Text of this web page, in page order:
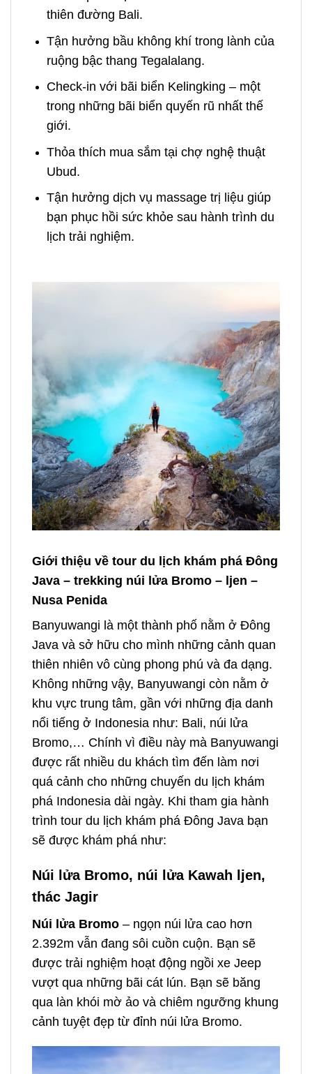
thiên đường Bali.
Tận hưởng bầu không khí trong lành của
ruộng bậc thang Tegalalang.
Check-in với bãi biển Kelingking – một
trong những bãi biển quyến rũ nhất thế
giới.
Thỏa thích mua sắm tại chợ nghệ thuật
Ubud.
Tận hưởng dịch vụ massage trị liệu giúp
bạn phục hồi sức khỏe sau hành trình du
lịch trải nghiệm.
Giới thiệu về tour du lịch khám phá Đông
Java – trekking núi lửa Bromo – ljen –
Nusa Penida
Banyuwangi là một thành phố nằm ở Đông
Java và sở hữu cho mình những cảnh quan
thiên nhiên vô cùng phong phú và đa dạng.
Không những vậy, Banyuwangi còn nằm ở
khu vực trung tâm, gần với những địa danh
nổi tiếng ở Indonesia như: Bali, núi lửa
Bromo,… Chính vì điều này mà Banyuwangi
được rất nhiều du khách tìm đến làm nơi
quá cảnh cho những chuyến du lịch khám
phá Indonesia dài ngày. Khi tham gia hành
trình tour du lịch khám phá Đông Java bạn
sẽ được khám phá như:
Núi lửa Bromo, núi lửa Kawah ljen,
thác Jagir
Núi lửa Bromo – ngọn núi lửa cao hơn
2.392m vẫn đang sôi cuồn cuộn. Bạn sẽ
được trải nghiệm hoạt động ngồi xe Jeep
vượt qua những bãi cát lún. Bạn sẽ băng
qua làn khói mờ ảo và chiêm ngưỡng khung
cảnh tuyệt đẹp từ đỉnh núi lửa Bromo.